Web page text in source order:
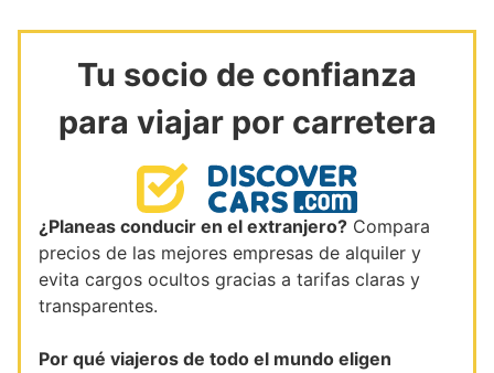
Tu socio de confianza
para viajar por carretera
¿Planeas conducir en el extranjero? Compara
precios de las mejores empresas de alquiler y
evita cargos ocultos gracias a tarifas claras y
transparentes.
Por qué viajeros de todo el mundo eligen